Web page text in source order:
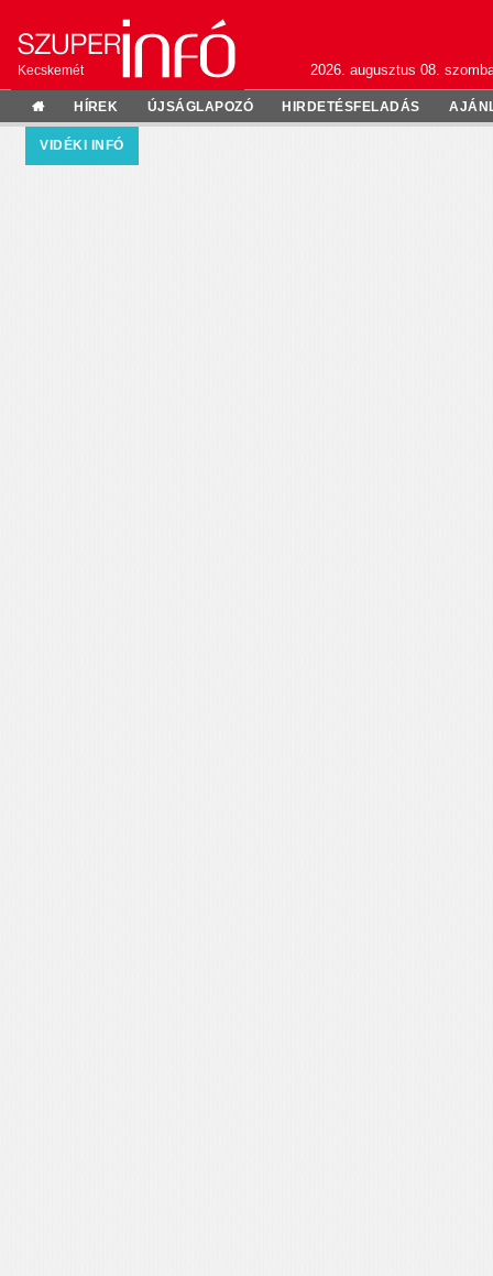
Kecskemét 2026. augusztus 08.
HÍREK ÚJSÁGLAPOZÓ HIRDETÉSFELADÁS
VIDÉKI INFÓ